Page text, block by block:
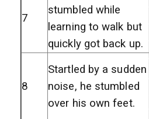
7
stumbled while
learning to walk but
quickly got back up.
8
Startled by a sudden
noise, he stumbled
over his own feet.